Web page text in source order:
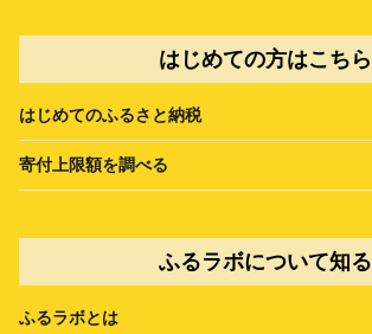
はじめての方はこちら
はじめてのふるさと納税
寄付上限額を調べる
ふるラボについて知る
ふるラボとは